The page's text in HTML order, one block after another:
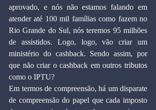
aprovado, e nós não estamos falando em
atender até 100 mil famílias como fazem no
Rio Grande do Sul, nós teremos 95 milhões
de assistidos. Logo, logo, vão criar um
ministério do cashback. Sendo assim, por
que não criar o cashback em outros tributos
como o IPTU?
Em termos de compreensão, há um disparate
de compreensão do papel que cada imposto